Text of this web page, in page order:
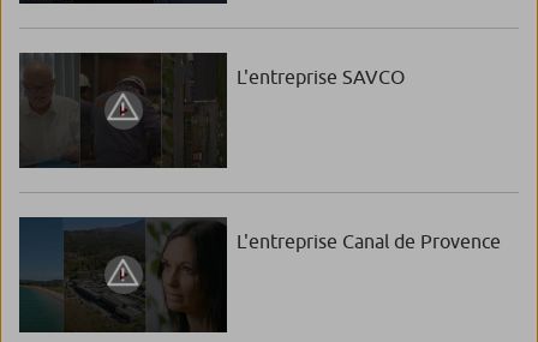
L'entreprise SAVCO
L'entreprise Canal de Provence